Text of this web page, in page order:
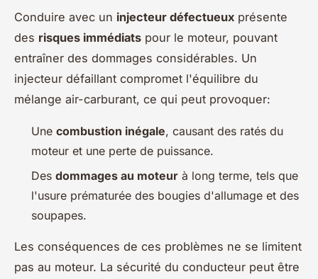
Conduire avec un injecteur défectueux présente
des risques immédiats pour le moteur, pouvant
entraîner des dommages considérables. Un
injecteur défaillant compromet l'équilibre du
mélange air-carburant, ce qui peut provoquer:
Une combustion inégale, causant des ratés du
moteur et une perte de puissance.
Des dommages au moteur à long terme, tels que
l'usure prématurée des bougies d'allumage et des
soupapes.
Les conséquences de ces problèmes ne se limitent
pas au moteur. La sécurité du conducteur peut être